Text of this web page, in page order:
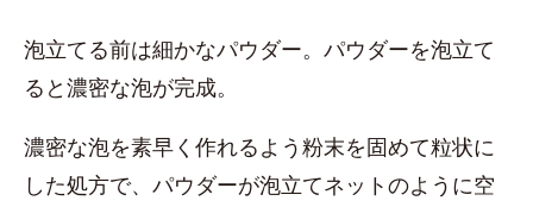
泡立てる前は細かなパウダー。パウダーを泡立て
ると濃密な泡が完成。
濃密な泡を素早く作れるよう粉末を固めて粒状に
した処方で、パウダーが泡立てネットのように空